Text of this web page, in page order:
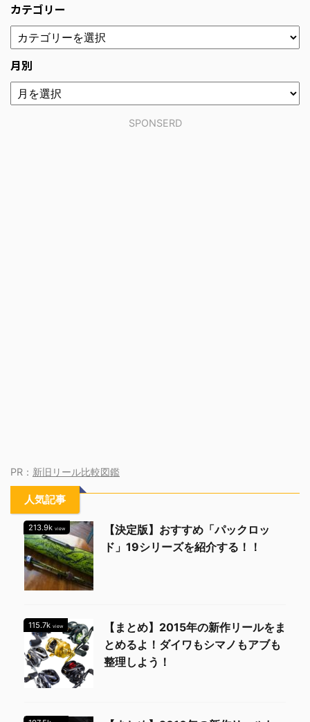
カテゴリー
月別
SPONSERD
PR： 新旧リール比較図鑑
人気記事
213.9k view
【決定版】おすすめ「パックロッ
ド」19シリーズを紹介する！！
115.7k view
【まとめ】2015年の新作リールをま
とめるよ！ダイワもシマノもアブも
整理しよう！